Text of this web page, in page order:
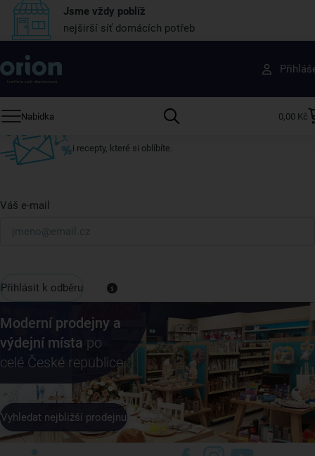
Jsme vždy poblíž
nejširší síť domácích potřeb
Nabídka 0,00 Kč
Získejte rady, recepty a tipy na slevy dřív než
ostatní
Přihlaste se k odběru našeho newsletteru.
i recepty, které si oblíbíte.
Váš e-mail
Přihlásit k odběru
Moderní prodejny a
výdejní místa po
celé České republice
Vyhledat nejbližší prodejnu